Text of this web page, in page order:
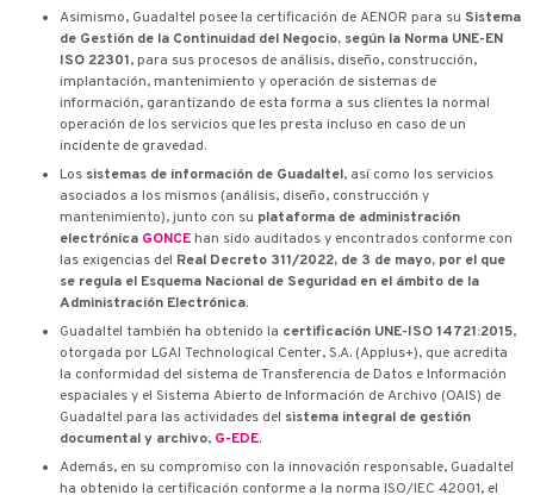
Asimismo, Guadaltel posee la certificación de AENOR para su Sistema
de Gestión de la Continuidad del Negocio, según la Norma UNE-EN
ISO 22301, para sus procesos de análisis, diseño, construcción,
implantación, mantenimiento y operación de sistemas de
información, garantizando de esta forma a sus clientes la normal
operación de los servicios que les presta incluso en caso de un
incidente de gravedad.
Los sistemas de información de Guadaltel, así como los servicios
asociados a los mismos (análisis, diseño, construcción y
mantenimiento), junto con su plataforma de administración
electrónica G·ONCE han sido auditados y encontrados conforme con
las exigencias del Real Decreto 311/2022, de 3 de mayo, por el que
se regula el Esquema Nacional de Seguridad en el ámbito de la
Administración Electrónica.
Guadaltel también ha obtenido la certificación UNE-ISO 14721:2015,
otorgada por LGAI Technological Center, S.A. (Applus+), que acredita
la conformidad del sistema de Transferencia de Datos e Información
espaciales y el Sistema Abierto de Información de Archivo (OAIS) de
Guadaltel para las actividades del sistema integral de gestión
documental y archivo, G-EDE.
Además, en su compromiso con la innovación responsable, Guadaltel
ha obtenido la certificación conforme a la norma ISO/IEC 42001, el